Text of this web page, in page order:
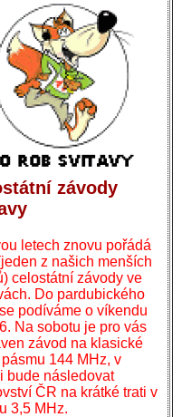
závody
letech znovu pořádá
z našich menších
celostátní závody ve
Do pardubického
podíváme o víkendu
Na sobotu je pro vás
závod na klasické
144 MHz, v
bude následovat
ČR na krátké trati v
3,5 MHz.